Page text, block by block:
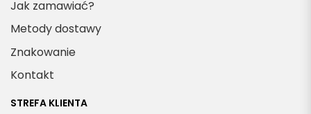
Jak zamawiać?
Metody dostawy
Znakowanie
Kontakt
STREFA KLIENTA